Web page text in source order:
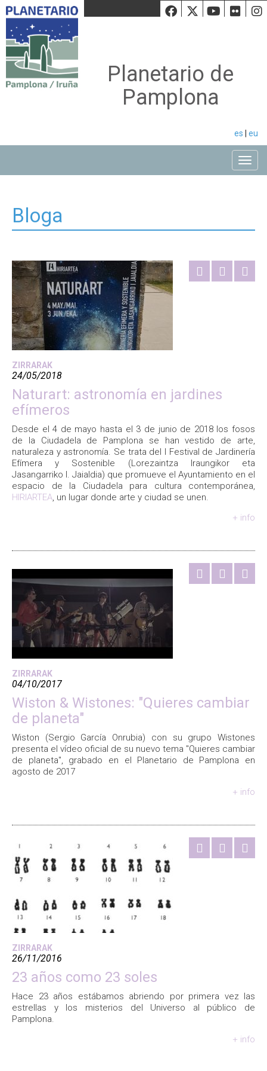
Facebook
Twiiter
Planetario de
Pamplona
es eu
Bloga
ZIRRARAK
24/05/2018
Naturart: astronomía en jardines
efímeros
Desde el 4 de mayo hasta el 3 de junio de 2018 los fosos
de la Ciudadela de Pamplona se han vestido de arte,
naturaleza y astronomía. Se trata del I Festival de Jardinería
Efímera y Sostenible (Lorezaintza Iraungikor eta
Jasangarriko I. Jaialdia) que promueve el Ayuntamiento en el
espacio de la Ciudadela para cultura contemporánea,
HIRIARTEA, un lugar donde arte y ciudad se unen.
+ info
ZIRRARAK
04/10/2017
Wiston & Wistones: "Quieres cambiar
de planeta"
Wiston (Sergio García Onrubia) con su grupo Wistones
presenta el vídeo oficial de su nuevo tema "Quieres cambiar
de planeta", grabado en el Planetario de Pamplona en
agosto de 2017
+ info
ZIRRARAK
26/11/2016
23 años como 23 soles
Hace 23 años estábamos abriendo por primera vez las
estrellas y los misterios del Universo al público de
Pamplona.
+ info